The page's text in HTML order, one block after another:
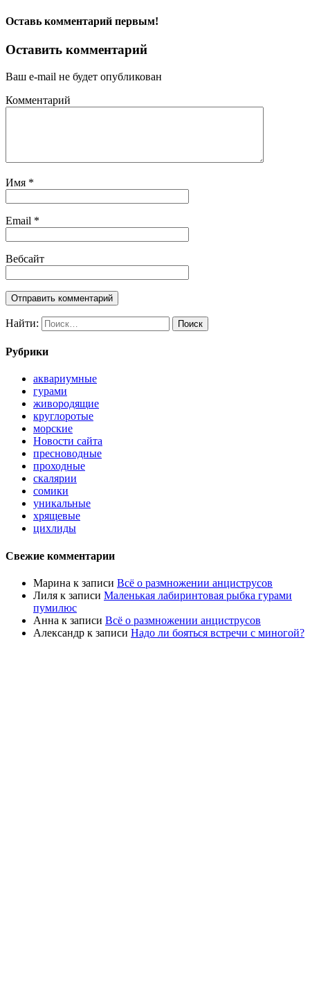
Оставь комментарий первым!
Оставить комментарий
Ваш e-mail не будет опубликован
Комментарий
Имя *
Email *
Вебсайт
Найти:
Рубрики
аквариумные
гурами
живородящие
круглоротые
морские
Новости сайта
пресноводные
проходные
скалярии
сомики
уникальные
хрящевые
цихлиды
Свежие комментарии
Марина к записи Всё о размножении анциструсов
Лиля к записи Маленькая лабиринтовая рыбка гурами
пумилюс
Анна к записи Всё о размножении анциструсов
Александр к записи Надо ли бояться встречи с миногой?